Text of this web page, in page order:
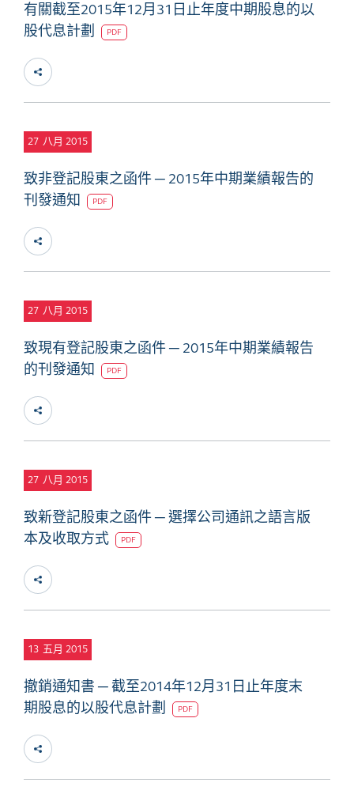
有關截至2015年12月31日止年度中期股息的以
股代息計劃
PDF
27 八月 2015
致非登記股東之函件 ─ 2015年中期業績報告的
刊發通知
PDF
27 八月 2015
致現有登記股東之函件 ─ 2015年中期業績報告
的刊發通知
PDF
27 八月 2015
致新登記股東之函件 ─ 選擇公司通訊之語言版
本及收取方式
PDF
13 五月 2015
撤銷通知書 ─ 截至2014年12月31日止年度末
期股息的以股代息計劃
PDF